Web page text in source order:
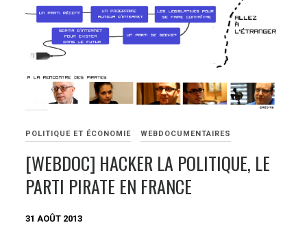
POLITIQUE ET ÉCONOMIE WEBDOCUMENTAIRES
[WEBDOC] HACKER LA POLITIQUE, LE
PARTI PIRATE EN FRANCE
31 AOÛT 2013